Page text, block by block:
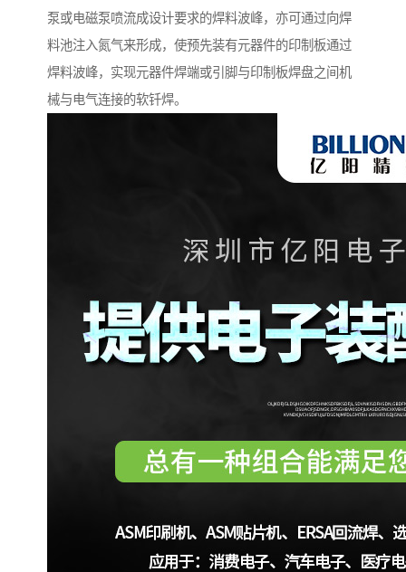
泵或电磁泵喷流成设计要求的焊料波峰，亦可通过向焊
料池注入氮气来形成，使预先装有元器件的印制板通过
焊料波峰，实现元器件焊端或引脚与印制板焊盘之间机
械与电气连接的软钎焊。